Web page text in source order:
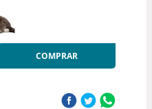
COMPRAR